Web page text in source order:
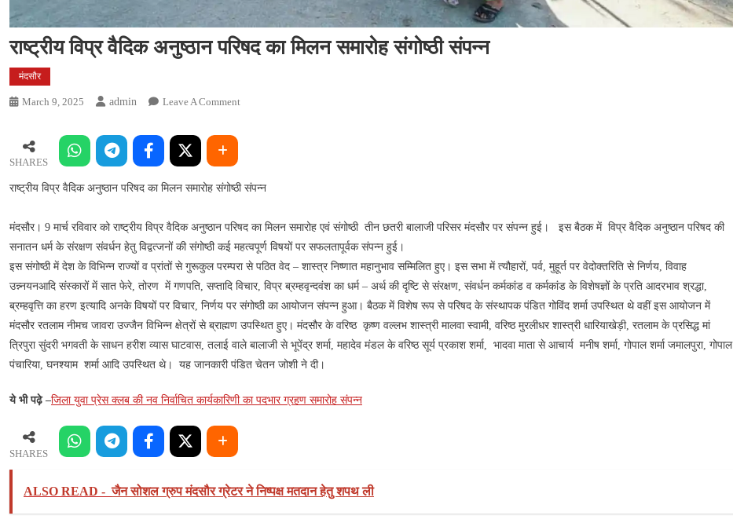
राष्ट्रीय विप्र वैदिक अनुष्ठान परिषद का मिलन समारोह संगोष्ठी संपन्न
मंदसौर
March 9, 2025 Admin Leave A CommentOn
परिषद
मिलन
समारोह
संगोष्ठी
संपन्न
SHARES
राष्ट्रीय विप्र वैदिक अनुष्ठान परिषद का मिलन समारोह संगोष्ठी संपन्न
मंदसौर। 9 मार्च रविवार को राष्ट्रीय विप्र वैदिक अनुष्ठान परिषद का मिलन समारोह एवं संगोष्ठी तीन छतरी बालाजी परिसर मंदसौर पर संपन्न हुई। इस बैठक में विप्र वैदिक अनुष्ठान परिषद की
सनातन धर्म के संरक्षण संवर्धन हेतु विद्वत्जनों की संगोष्ठी कई महत्वपूर्ण विषयों पर सफलतापूर्वक संपन्न हुई।
इस संगोष्ठी में देश के विभिन्न राज्यों व प्रांतों से गुरूकुल परम्परा से पठित वेद – शास्त्र निष्णात महानुभाव सम्मिलित हुए। इस सभा में त्यौहारों, पर्व, मुहूर्त पर वेदोक्तरिति से निर्णय, विवाह
उन्न्नयनआदि संस्कारों में सात फेरे, तोरण में गणपति, सप्तादि विचार, विप्र ब्रम्हवृन्दवंश का धर्म – अर्थ की दृष्टि से संरक्षण, संवर्धन कर्मकांड व कर्मकांड के विशेषज्ञों के प्रति आदरभाव श्रद्धा,
ब्रम्हवृत्ति का हरण इत्यादि अनके विषयों पर विचार, निर्णय पर संगोष्ठी का आयोजन संपन्न हुआ। बैठक में विशेष रूप से परिषद के संस्थापक पंडित गोविंद शर्मा उपस्थित थे वहीं इस आयोजन में
मंदसौर रतलाम नीमच जावरा उज्जैन विभिन्न क्षेत्रों से ब्राह्मण उपस्थित हुए। मंदसौर के वरिष्ठ कृष्ण वल्लभ शास्त्री मालवा स्वामी, वरिष्ठ मुरलीधर शास्त्री धारियाखेड़ी, रतलाम के प्रसिद्ध मां
त्रिपुरा सुंदरी भगवती के साधन हरीश व्यास घाटवास, तलाई वाले बालाजी से भूपेंद्र शर्मा, महादेव मंडल के वरिष्ठ सूर्य प्रकाश शर्मा, भादवा माता से आचार्य मनीष शर्मा, गोपाल शर्मा जमालपुरा, गोपाल
पंचारिया, घनश्याम शर्मा आदि उपस्थित थे। यह जानकारी पंडित चेतन जोशी ने दी।
ये भी पढ़े –जिला युवा प्रेस क्लब की नव निर्वाचित कार्यकारिणी का पदभार ग्रहण समारोह संपन्न
SHARES
ALSO READ - जैन सोशल ग्रुप मंदसौर ग्रेटर ने निष्पक्ष मतदान हेतु शपथ ली